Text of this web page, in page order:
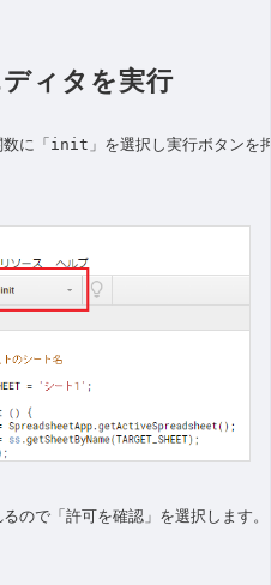
ィタを実行
数に「init」を選択し実行ボタンを
ので「許可を確認」を選択します。